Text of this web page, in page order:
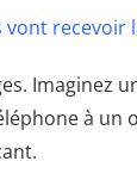
recevoir
Imaginez
à